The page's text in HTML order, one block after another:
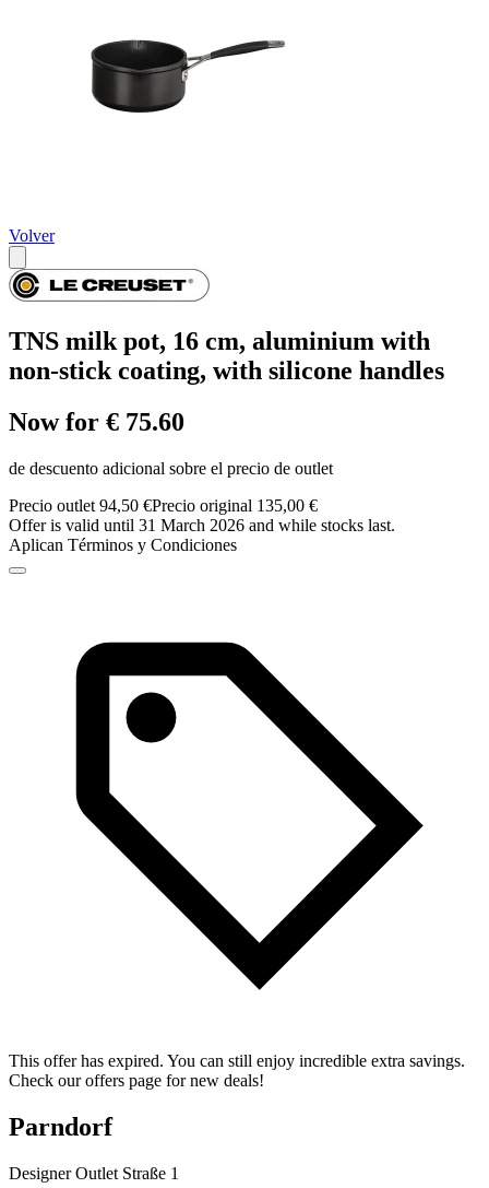
Volver
TNS milk pot, 16 cm, aluminium with
non-stick coating, with silicone handles
Now for € 75.60
de descuento adicional sobre el precio de outlet
Precio outlet 94,50 €Precio original 135,00 €
Offer is valid until 31 March 2026 and while stocks last.
Aplican Términos y Condiciones
This offer has expired. You can still enjoy incredible extra savings.
Check our offers page for new deals!
Parndorf
Designer Outlet Straße 1